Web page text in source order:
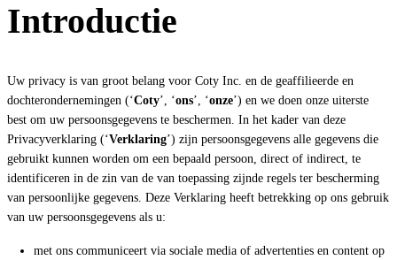
Introductie
Uw privacy is van groot belang voor Coty Inc. en de geaffilieerde en
dochterondernemingen (‘Coty’, ‘ons’, ‘onze’) en we doen onze uiterste
best om uw persoonsgegevens te beschermen. In het kader van deze
Privacyverklaring (‘Verklaring’) zijn persoonsgegevens alle gegevens die
gebruikt kunnen worden om een bepaald persoon, direct of indirect, te
identificeren in de zin van de van toepassing zijnde regels ter bescherming
van persoonlijke gegevens. Deze Verklaring heeft betrekking op ons gebruik
van uw persoonsgegevens als u:
met ons communiceert via sociale media of advertenties en content op